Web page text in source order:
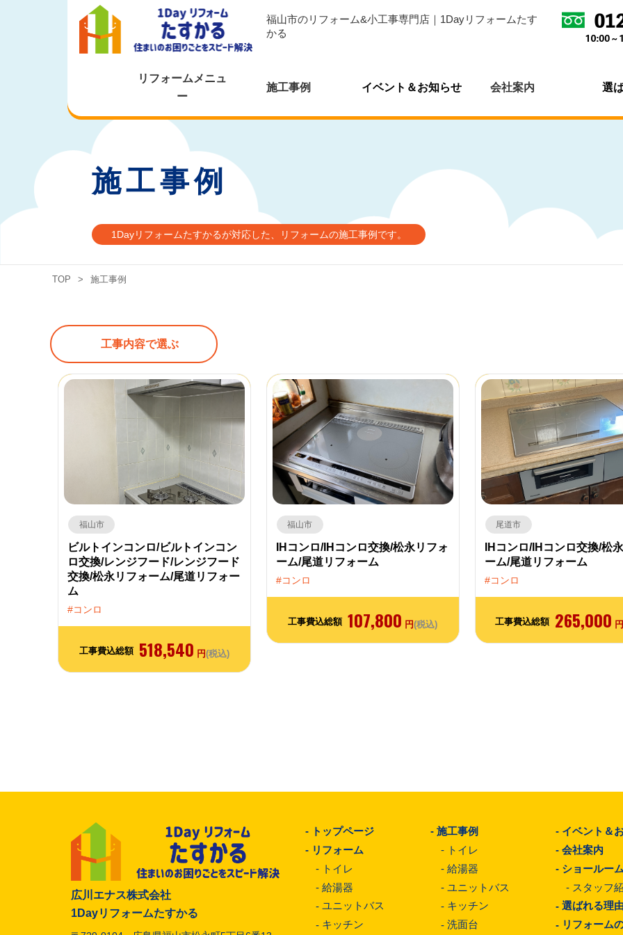
福山市のリフォーム&小工事専門店｜1Dayリフォームたす
かる
リフォームメニュ
ー
施工事例 イベント＆お知らせ 会社案内 選
施工事例
1Dayリフォームたすかるが対応した、リフォームの施工事例です。
TOP > 施工事例
工事内容で選ぶ
福山市
ビルトインコンロ/ビルトインコン
ロ交換/レンジフード/レンジフード
交換/松永リフォーム/尾道リフォー
ム
コンロ
工事費込総額 518,540 円(税込)
福山市
IHコンロ/IHコンロ交換/松永リフォ
ーム/尾道リフォーム
コンロ
工事費込総額 107,800 円(税込)
尾道市
IHコンロ/IHコンロ交換/松
ーム/尾道リフォーム
コンロ
工事費込総額 265,000
広川エナス株式会社
1Dayリフォームたすかる
-
トップページ
- リフォーム
- トイレ
-給湯器
-ユニットバス
- キッチン
-施工事例
- トイレ
-給湯器
-ユニットバス
- キッチン
-洗面台
- イベント＆
-会社案内
- ショールー
- スタッフ
-選ばれる理
- リフォーム